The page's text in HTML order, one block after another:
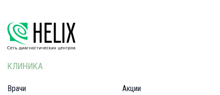
КЛИНИКА
Врачи
Акции